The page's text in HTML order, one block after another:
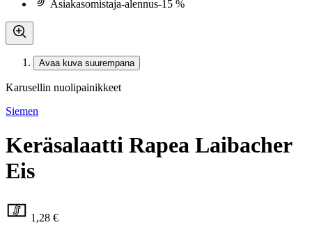
Asiakasomistaja-alennus-15 %
Avaa kuva suurempana
Karusellin nuolipainikkeet
Siemen
Keräsalaatti Rapea Laibacher
Eis
1,28 €